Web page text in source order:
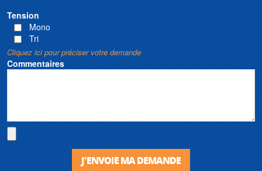
Tension
Mono
Tri
Cliquez ici pour préciser votre demande
Commentaires
J'ENVOIE MA DEMANDE